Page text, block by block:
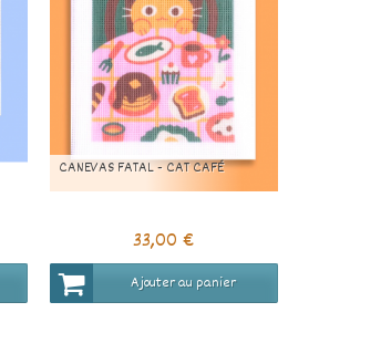
CANEVAS FATAL - CAT CAFÉ
33,00 €
Ajouter au panier